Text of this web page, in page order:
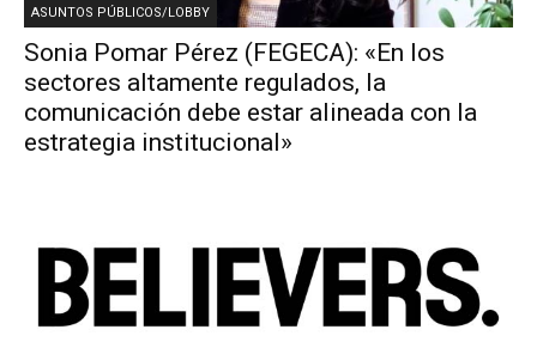
ASUNTOS PÚBLICOS/LOBBY
Sonia Pomar Pérez (FEGECA): «En los
sectores altamente regulados, la
comunicación debe estar alineada con la
estrategia institucional»